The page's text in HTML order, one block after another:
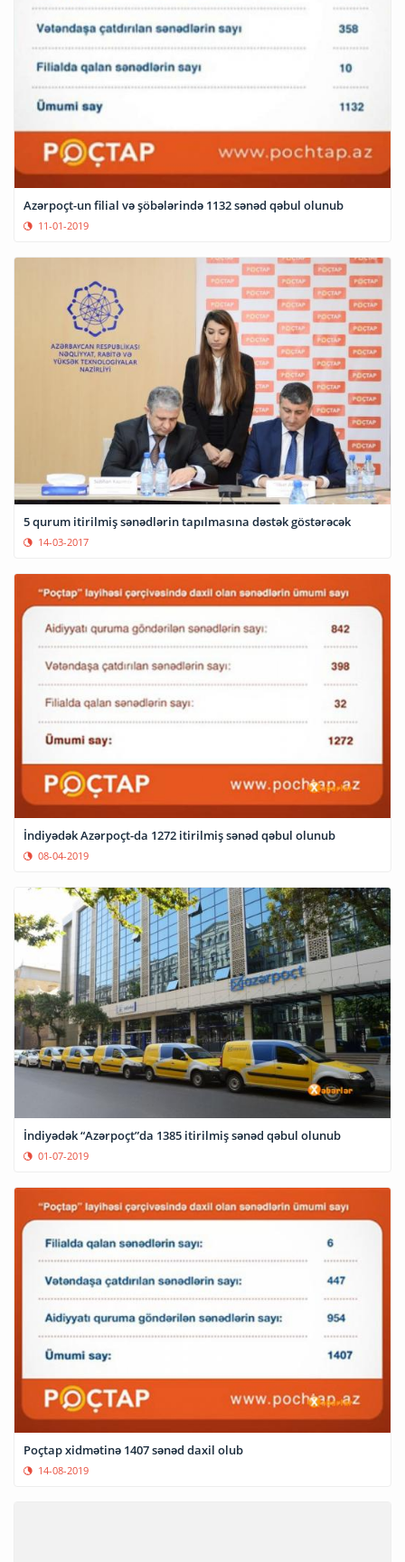
Azərpoçt-un filial və şöbələrində 1132 sənəd qəbul olunub
11-01-2019
5 qurum itirilmiş sənədlərin tapılmasına dəstək göstərəcək
14-03-2017
İndiyədək Azərpoçt-da 1272 itirilmiş sənəd qəbul olunub
08-04-2019
İndiyədək “Azərpoçt”da 1385 itirilmiş sənəd qəbul olunub
01-07-2019
Poçtap xidmətinə 1407 sənəd daxil olub
14-08-2019